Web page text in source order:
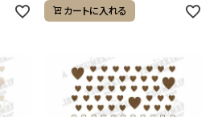
カートに入れる